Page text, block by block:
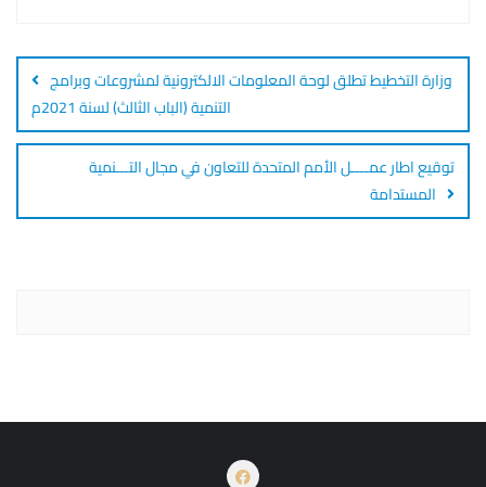
Post
navigation
وزارة التخطيط تطلق لوحة المعلومات الالكترونية لمشروعات وبرامج
التنمية (الباب الثالث) لسنة 2021م
توقيع اطار عمــــل الأمم المتحدة للتعاون في مجال التـــنمية
المستدامة